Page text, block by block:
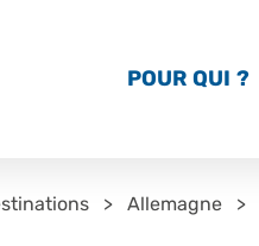
POUR QUI ?
Allemagne